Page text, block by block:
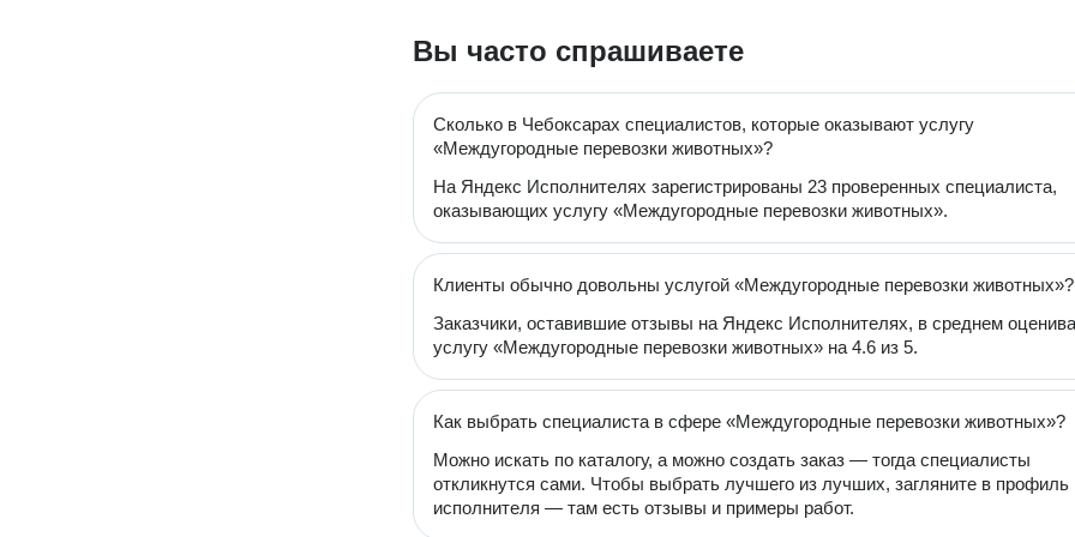
Вы часто спрашиваете
Сколько в Чебоксарах специалистов, которые оказывают услугу
«Междугородные перевозки животных»?
На Яндекс Исполнителях зарегистрированы 23 проверенных специалиста,
оказывающих услугу «Междугородные перевозки животных».
Клиенты обычно довольны услугой «Междугородные перевозки животных»?
Заказчики, оставившие отзывы на Яндекс Исполнителях, в среднем
услугу «Междугородные перевозки животных» на 4.6 из 5.
Как выбрать специалиста в сфере «Междугородные перевозки животных»?
Можно искать по каталогу, а можно создать заказ — тогда специалисты
откликнутся сами. Чтобы выбрать лучшего из лучших, загляните в профиль
исполнителя — там есть отзывы и примеры работ.